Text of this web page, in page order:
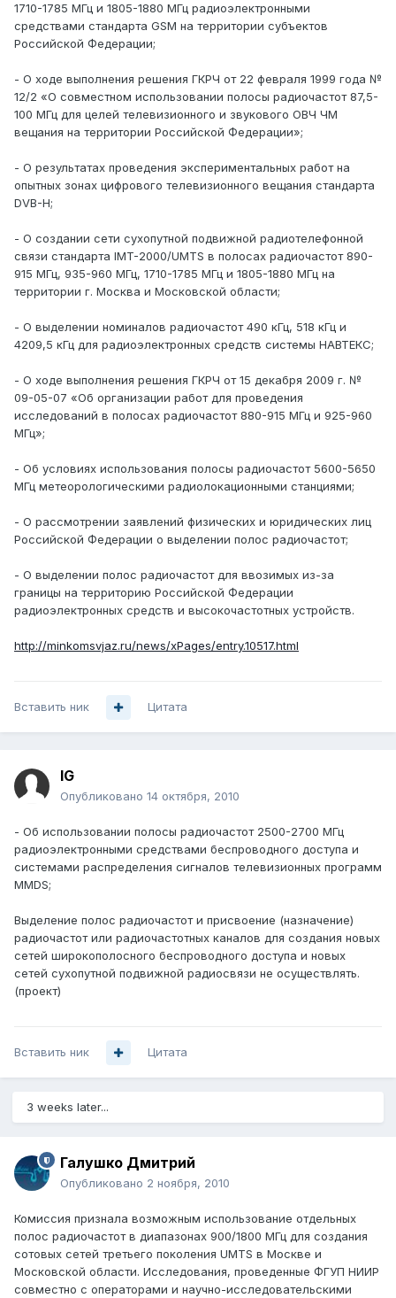
1710-1785 МГц и 1805-1880 МГц радиоэлектронными
средствами стандарта GSM на территории субъектов
Российской Федерации;
- О ходе выполнения решения ГКРЧ от 22 февраля 1999 года №
12/2 «О совместном использовании полосы радиочастот 87,5-
100 МГц для целей телевизионного и звукового ОВЧ ЧМ
вещания на территории Российской Федерации»;
- О результатах проведения экспериментальных работ на
опытных зонах цифрового телевизионного вещания стандарта
DVB-H;
- О создании сети сухопутной подвижной радиотелефонной
связи стандарта IMT-2000/UMTS в полосах радиочастот 890-
915 МГц, 935-960 МГц, 1710-1785 МГц и 1805-1880 МГц на
территории г. Москва и Московской области;
- О выделении номиналов радиочастот 490 кГц, 518 кГц и
4209,5 кГц для радиоэлектронных средств системы НАВТЕКС;
- О ходе выполнения решения ГКРЧ от 15 декабря 2009 г. №
09-05-07 «Об организации работ для проведения
исследований в полосах радиочастот 880-915 МГц и 925-960
МГц»;
- Об условиях использования полосы радиочастот 5600-5650
МГц метеорологическими радиолокационными станциями;
- О рассмотрении заявлений физических и юридических лиц
Российской Федерации о выделении полос радиочастот;
- О выделении полос радиочастот для ввозимых из-за
границы на территорию Российской Федерации
радиоэлектронных средств и высокочастотных устройств.
http://minkomsvjaz.ru/news/xPages/entry.10517.html
Вставить ник Цитата
IG
Опубликовано 14 октября, 2010
- Об использовании полосы радиочастот 2500-2700 МГц
радиоэлектронными средствами беспроводного доступа и
системами распределения сигналов телевизионных программ
MMDS;
Выделение полос радиочастот и присвоение (назначение)
радиочастот или радиочастотных каналов для создания новых
сетей широкополосного беспроводного доступа и новых
сетей сухопутной подвижной радиосвязи не осуществлять.
(проект)
Вставить ник Цитата
3 weeks later...
Галушко Дмитрий
Опубликовано 2 ноября, 2010
Комиссия признала возможным использование отдельных
полос радиочастот в диапазонах 900/1800 МГц для создания
сотовых сетей третьего поколения UMTS в Москве и
Московской области. Исследования, проведенные ФГУП НИИР
совместно с операторами и научно-исследовательскими